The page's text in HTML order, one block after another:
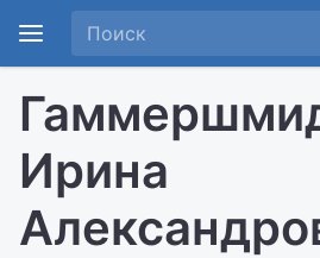
Ирина